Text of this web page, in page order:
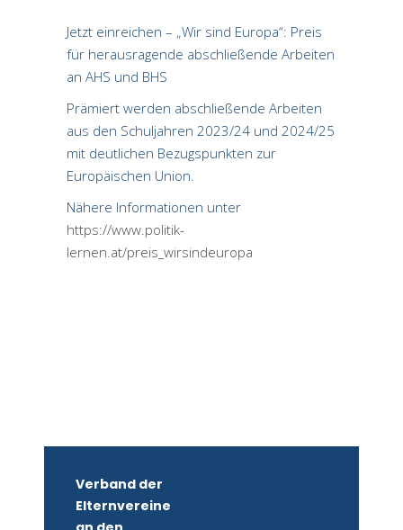
Jetzt einreichen – „Wir sind Europa“: Preis
für herausragende abschließende Arbeiten
an AHS und BHS
Prämiert werden abschließende Arbeiten
aus den Schuljahren 2023/24 und 2024/25
mit deutlichen Bezugspunkten zur
Europäischen Union.
Nähere Informationen unter
https://www.politik-
lernen.at/preis_wirsindeuropa
Verband der
Elternvereine